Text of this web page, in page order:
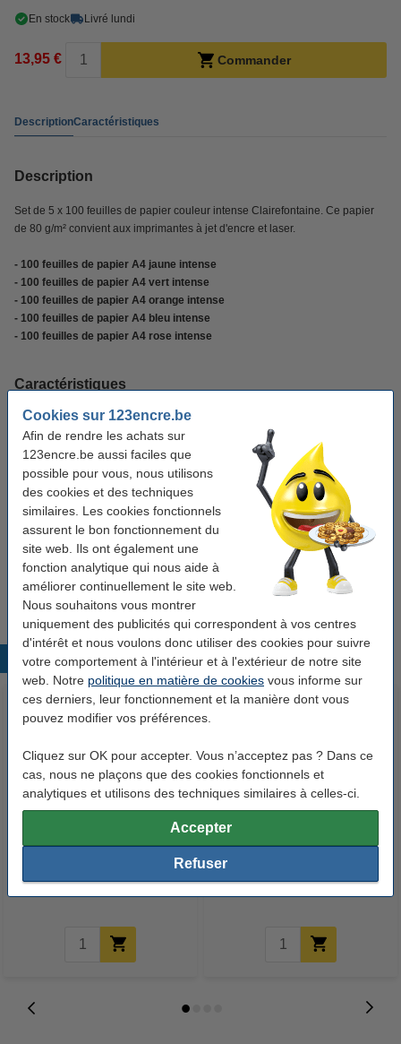
Cookies sur 123encre.be
Afin de rendre les achats sur
123encre.be aussi faciles que
possible pour vous, nous utilisons
des cookies et des techniques
similaires. Les cookies fonctionnels
assurent le bon fonctionnement du
site web. Ils ont également une
fonction analytique qui nous aide à
améliorer continuellement le site web.
Nous souhaitons vous montrer
uniquement des publicités qui correspondent à vos centres
d'intérêt et nous voulons donc utiliser des cookies pour suivre
votre comportement à l'intérieur et à l'extérieur de notre site
web. Notre politique en matière de cookies vous informe sur
ces derniers, leur fonctionnement et la manière dont vous
pouvez modifier vos préférences.
Cliquez sur OK pour accepter. Vous n’acceptez pas ? Dans ce
cas, nous ne plaçons que des cookies fonctionnels et
analytiques et utilisons des techniques similaires à celles-ci.
Accepter
Refuser
En stock Livré lundi
13,95 € Commander
DescriptionCaractéristiques
Description
Set de 5 x 100 feuilles de papier couleur intense Clairefontaine. Ce papier
de 80 g/m² convient aux imprimantes à jet d'encre et laser.
- 100 feuilles de papier A4 jaune intense
- 100 feuilles de papier A4 vert intense
- 100 feuilles de papier A4 orange intense
- 100 feuilles de papier A4 bleu intense
- 100 feuilles de papier A4 rose intense
Caractéristiques
Marque: Clairefontaine
Couleur: couleur (5x) jaune, vert, orange, bleu, rose
Grammage: 80 g/m²
Format: A4
Nombre de feuilles: 500 feuilles
Produits populaires
123encre papier d'impression 1
ramette de 500 feuilles A4 - 80
123encre papier d'impression 1
boîte de 2500 feuilles A4 - 80